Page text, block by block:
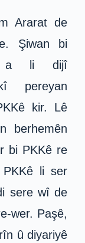
Ararat de
Şiwan bi
a li dijî
pereyan
kir. Lê
berhemên
bi PKKê re
li ser
sere wî de
wer. Paşê,
û diyariyê